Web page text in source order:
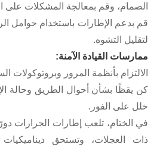
وقم بمعالجة المشكلات على الفور.
الإطارات باستخدام حوامل الرافعة
التشوه.
القيادة الآمنة:
بأنظمة المرور وبروتوكولات السلامة
بشأن أحوال الطريق وحالة
على الفور.
تلعب إطارات الجرارات دورًا
العجلات، وتستحق ديناميكيات